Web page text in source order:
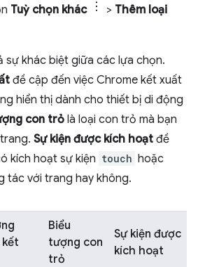
Tuỳ chọn khác > Thêm loại
sự khác biệt giữa các lựa chọn.
đề cập đến việc Chrome kết xuất
hiển thị dành cho thiết bị di động
con trỏ là loại con trỏ mà bạn
Sự kiện được kích hoạt đề
kích hoạt sự kiện touch hoặc
tác với trang hay không.
Biểu
tượng con
trỏ
Sự kiện được
kích hoạt